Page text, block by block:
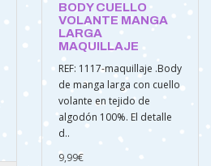
BODY CUELLO
VOLANTE MANGA
LARGA
MAQUILLAJE
REF: 1117-maquillaje .Body
de manga larga con cuello
volante en tejido de
algodón 100%. El detalle
d..
9,99€